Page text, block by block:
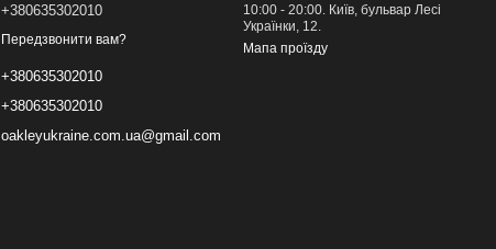
+380635302010
Передзвонити вам?
+380635302010
+380635302010
oakleyukraine.com.ua@gmail.com
10:00 - 20:00. Київ, бульвар Лесі
Українки, 12.
Мапа проїзду